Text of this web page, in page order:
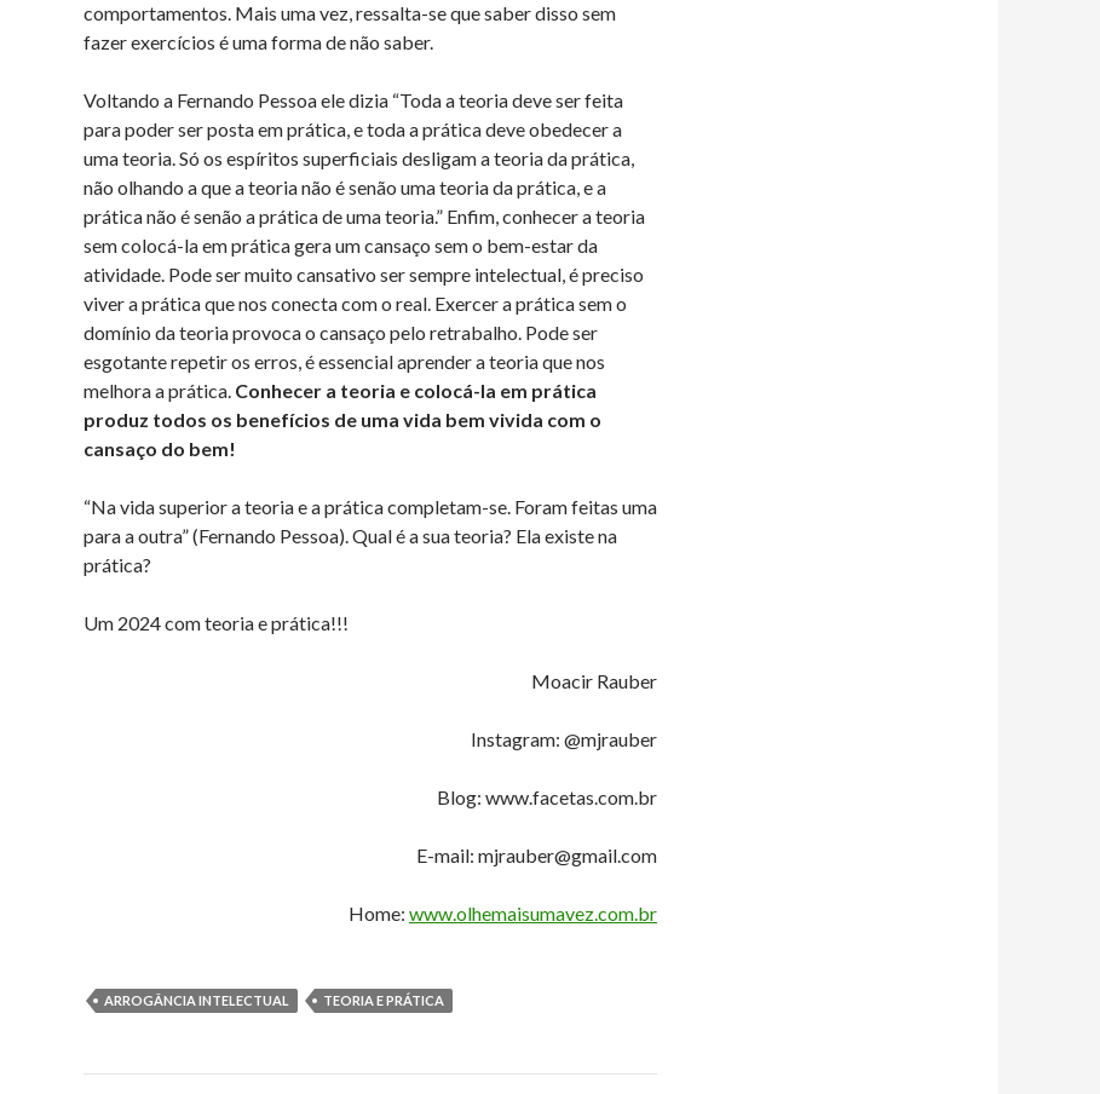
comportamentos. Mais uma vez, ressalta-se que saber disso sem
fazer exercícios é uma forma de não saber.
Voltando a Fernando Pessoa ele dizia “Toda a teoria deve ser feita
para poder ser posta em prática, e toda a prática deve obedecer a
uma teoria. Só os espíritos superficiais desligam a teoria da prática,
não olhando a que a teoria não é senão uma teoria da prática, e a
prática não é senão a prática de uma teoria.” Enfim, conhecer a teoria
sem colocá-la em prática gera um cansaço sem o bem-estar da
atividade. Pode ser muito cansativo ser sempre intelectual, é preciso
viver a prática que nos conecta com o real. Exercer a prática sem o
domínio da teoria provoca o cansaço pelo retrabalho. Pode ser
esgotante repetir os erros, é essencial aprender a teoria que nos
melhora a prática. Conhecer a teoria e colocá-la em prática
produz todos os benefícios de uma vida bem vivida com o
cansaço do bem!
“Na vida superior a teoria e a prática completam-se. Foram feitas uma
para a outra” (Fernando Pessoa). Qual é a sua teoria? Ela existe na
prática?
Um 2024 com teoria e prática!!!
Moacir Rauber
Instagram: @mjrauber
Blog: www.facetas.com.br
E-mail: mjrauber@gmail.com
Home: www.olhemaisumavez.com.br
ARROGÂNCIA INTELECTUAL TEORIA E PRÁTICA